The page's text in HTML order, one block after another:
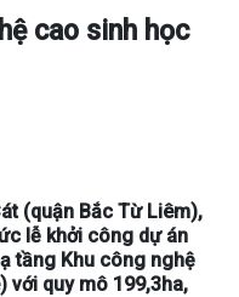
cao sinh học
(quận Bắc Từ Liêm),
lễ khởi công dự án
tầng Khu công nghệ
với quy mô 199,3ha,